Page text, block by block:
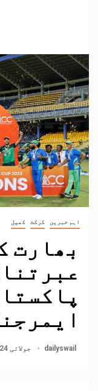
اہم خبریں کرکٹ کھیل
بھارت
dailyswail جولائی 24, 2023